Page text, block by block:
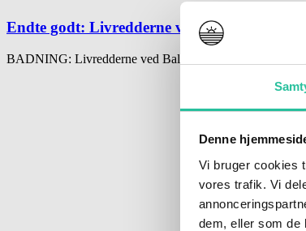
Denne
Vi bruger cookies
vores trafik. Vi
dem, eller som de
Endte godt: Livredderne ved Balka måtte
BADNING: Livredderne ved Balka Strand måtte i aktion